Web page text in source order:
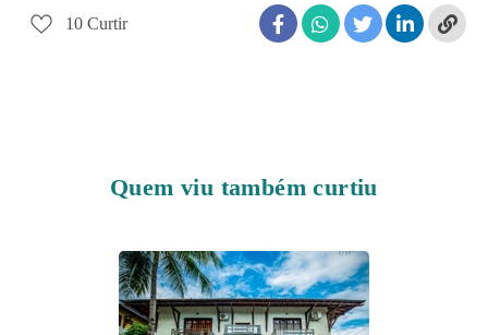
10 Curtir
Quem viu também curtiu